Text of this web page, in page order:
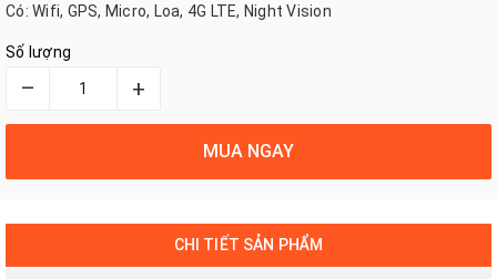
Có: Wifi, GPS, Micro, Loa, 4G LTE, Night Vision
Số lượng
– +
MUA NGAY
CHI TIẾT SẢN PHẨM